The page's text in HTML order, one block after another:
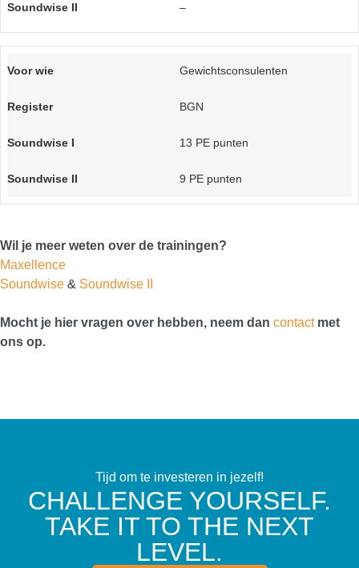
–
Gewichtsconsulenten
BGN
13 PE punten
9 PE punten
Wil je meer weten over de trainingen?
Maxellence
Soundwise & Soundwise II
Mocht je hier vragen over hebben, neem dan contactmet
ons op.
Tijd om te investeren in jezelf!
CHALLENGE YOURSELF.
TAKE IT TO THE NEXT
LEVEL.